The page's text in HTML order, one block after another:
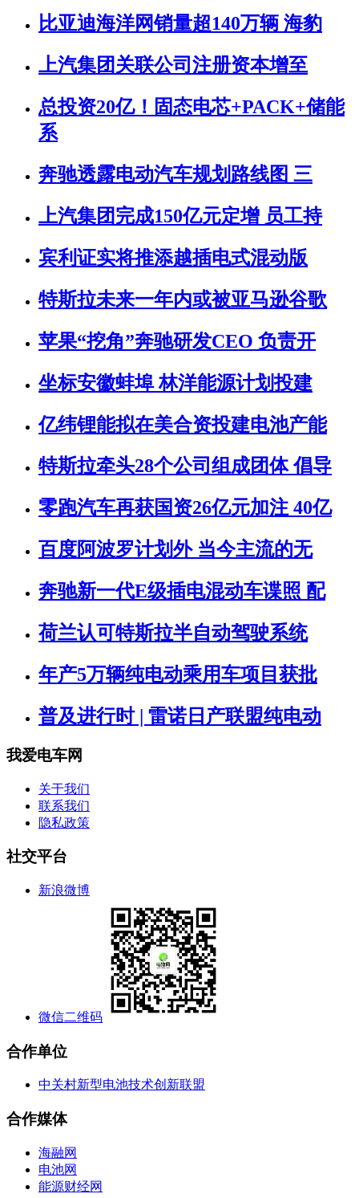
比亚迪海洋网销量超140万辆 海豹
上汽集团关联公司注册资本增至
总投资20亿！固态电芯+PACK+储能
系
奔驰透露电动汽车规划路线图 三
上汽集团完成150亿元定增 员工持
宾利证实将推添越插电式混动版
特斯拉未来一年内或被亚马逊谷歌
苹果“挖角”奔驰研发CEO 负责开
坐标安徽蚌埠 林洋能源计划投建
亿纬锂能拟在美合资投建电池产能
特斯拉牵头28个公司组成团体 倡导
零跑汽车再获国资26亿元加注 40亿
百度阿波罗计划外 当今主流的无
奔驰新一代E级插电混动车谍照 配
荷兰认可特斯拉半自动驾驶系统
年产5万辆纯电动乘用车项目获批
普及进行时 | 雷诺日产联盟纯电动
我爱电车网
关于我们
联系我们
隐私政策
社交平台
新浪微博
微信二维码
合作单位
中关村新型电池技术创新联盟
合作媒体
海融网
电池网
能源财经网